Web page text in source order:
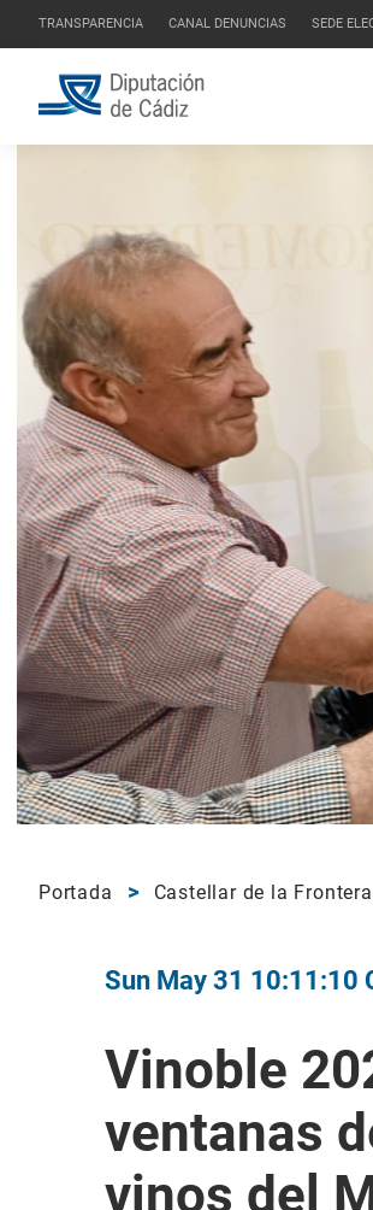
TRANSPARENCIA CANAL DENUNCIAS SEDE
Portada Castellar de la Frontera
Sun May 31 10:11:10
Vinoble
ventanas
vinos del